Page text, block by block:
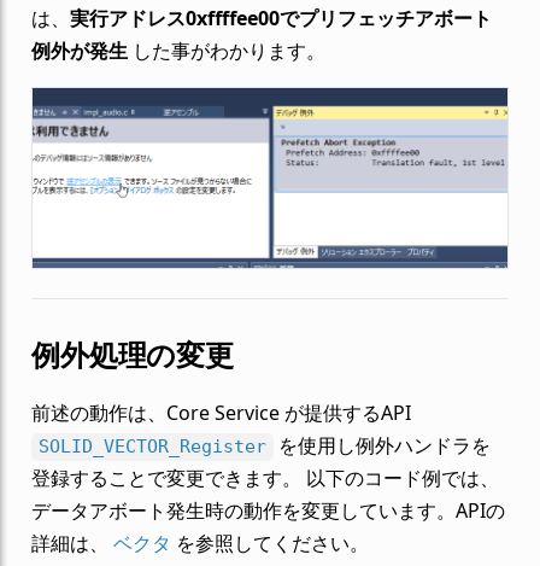
は、 実行アドレス0xffffee00でプリフェッチアボート
例外が発生した事がわかります。
例外処理の変更
前述の動作は、Core Service が提供するAPI
SOLID_VECTOR_Register
を使用し例外ハンドラを
登録することで変更できます。 以下のコード例では、
データアボート発生時の動作を変更しています。APIの
詳細は、 ベクタ を参照してください。